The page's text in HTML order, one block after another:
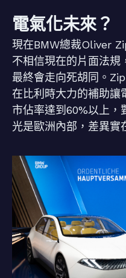
電氣化未來？
現在BMW總裁Oliver
不相信現在的片面法規
最終會走向死胡同。
在比利時大力的補助讓
市佔率達到60%以上，
光是歐洲內部，差異實